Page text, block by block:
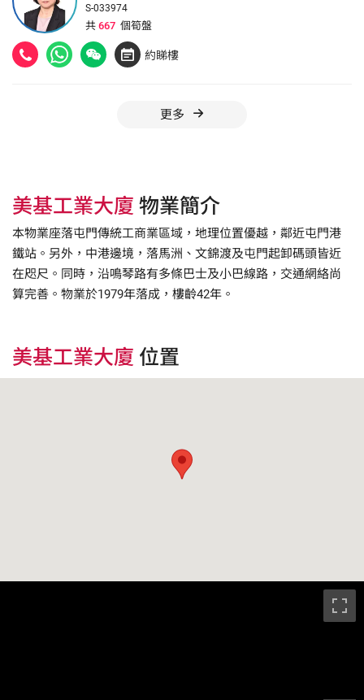
S-033974
共 667 個筍盤
約睇樓
更多
美基工業大廈 物業簡介
本物業座落屯門傳統工商業區域，地理位置優越，鄰近屯門港
鐵站。另外，中港邊境，落馬洲、文錦渡及屯門起卸碼頭皆近
在咫尺。同時，沿鳴琴路有多條巴士及小巴線路，交通網絡尚
算完善。物業於1979年落成，樓齡42年。
美基工業大廈 位置